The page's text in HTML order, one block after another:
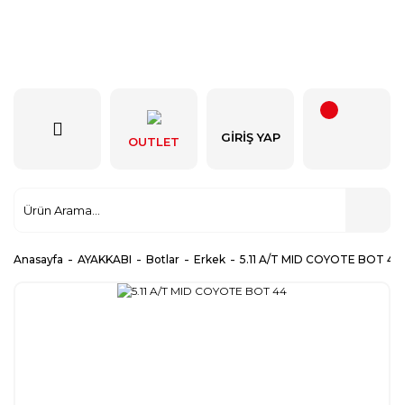
OUTLET GIRIŞ YAP
Anasayfa AYAKKABI Botlar Erkek 5.11 A/T MID COYOTE BOT 44